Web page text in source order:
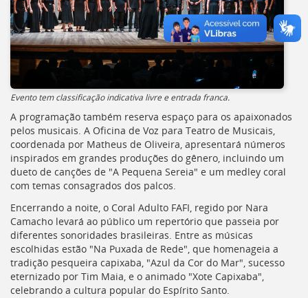
Evento tem classificação indicativa livre e entrada franca.
A programação também reserva espaço para os apaixonados
pelos musicais. A Oficina de Voz para Teatro de Musicais,
coordenada por Matheus de Oliveira, apresentará números
inspirados em grandes produções do gênero, incluindo um
dueto de canções de "A Pequena Sereia" e um medley coral
com temas consagrados dos palcos.
Encerrando a noite, o Coral Adulto FAFI, regido por Nara
Camacho levará ao público um repertório que passeia por
diferentes sonoridades brasileiras. Entre as músicas
escolhidas estão "Na Puxada de Rede", que homenageia a
tradição pesqueira capixaba, "Azul da Cor do Mar", sucesso
eternizado por Tim Maia, e o animado "Xote Capixaba",
celebrando a cultura popular do Espírito Santo.